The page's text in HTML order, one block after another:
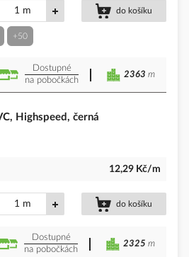
m do košíku
+50
Dostupné
na pobočkách
2363 m
Highspeed, černá
12,29 Kč/m
m do košíku
Dostupné
na pobočkách
2325 m